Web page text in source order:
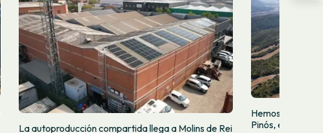
La autoproducción compartida llega a Molins de Rei
Hemos puesto
Pinós, en